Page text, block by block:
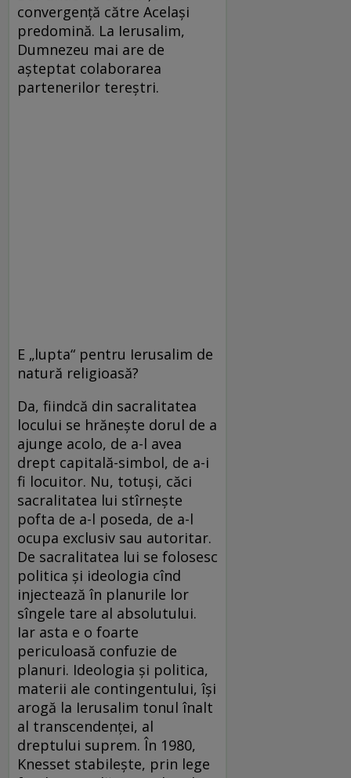
convergenţă către Acelaşi
predomină. La Ierusalim,
Dumnezeu mai are de
aşteptat colaborarea
partenerilor tereştri.
E „lupta“ pentru Ierusalim de
natură religioasă?
Da, fiindcă din sacralitatea
locului se hrăneşte dorul de a
ajunge acolo, de a-l avea
drept capitală-simbol, de a-i
fi locuitor. Nu, totuşi, căci
sacralitatea lui stîrneşte
pofta de a-l poseda, de a-l
ocupa exclusiv sau autoritar.
De sacralitatea lui se folosesc
politica şi ideologia cînd
injectează în planurile lor
sîngele tare al absolutului.
Iar asta e o foarte
periculoasă confuzie de
planuri. Ideologia şi politica,
materii ale contingentului, îşi
arogă la Ierusalim tonul înalt
al transcendenţei, al
dreptului suprem. În 1980,
Knesset stabileşte, prin lege